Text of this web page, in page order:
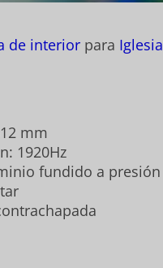
de interior para Iglesia
mm
1920Hz
fundido a presión